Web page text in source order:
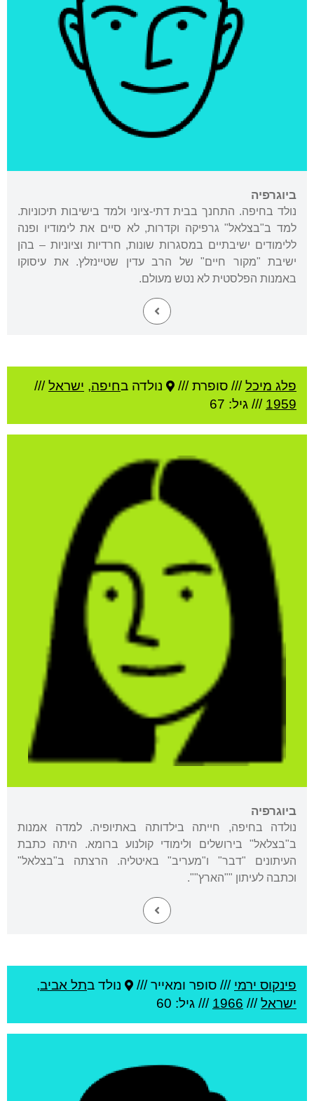
ביוגרפיה
נולד בחיפה. התחנך בבית דתי-ציוני ולמד בישיבות תיכוניות.
למד ב"בצלאל" גרפיקה וקדרות, לא סיים את לימודיו ופנה
ללימודים ישיבתיים במסגרות שונות, חרדיות וציוניות – בהן
ישיבת "מקור חיים" של הרב עדין שטיינזלץ. את עיסוקו
באמנות הפלסטית לא נטש מעולם.
פלג מיכל/// סופרת /// נולדה בחיפה, ישראל///
1959 /// גיל: 67
ביוגרפיה
נולדה בחיפה, חייתה בילדותה באתיופיה. למדה אמנות
ב"בצלאל" בירושלים ולימודי קולנוע ברומא. היתה כתבת
העיתונים "דבר" ו"מעריב" באיטליה. הרצתה ב"בצלאל"
וכתבה לעיתון ""הארץ"".
פינקוס ירמי /// סופר ומאייר /// נולד בתל אביב,
ישראל///
1966 /// גיל: 60